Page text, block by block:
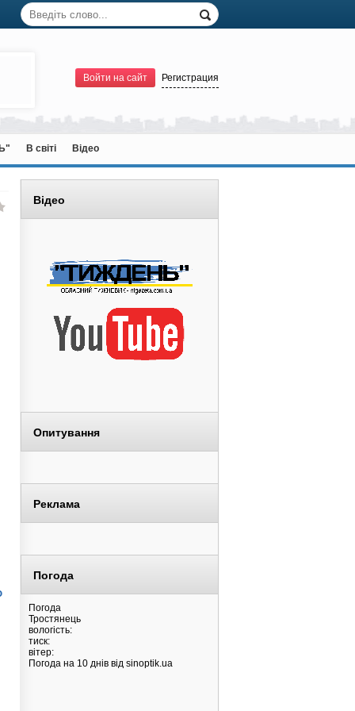
Войти на сайт Регистрация
В світі Відео
Відео
Опитування
Реклама
Погода
Погода
Тростянець
вологість:
тиск:
вітер:
Погода на 10 днів від sinoptik.ua